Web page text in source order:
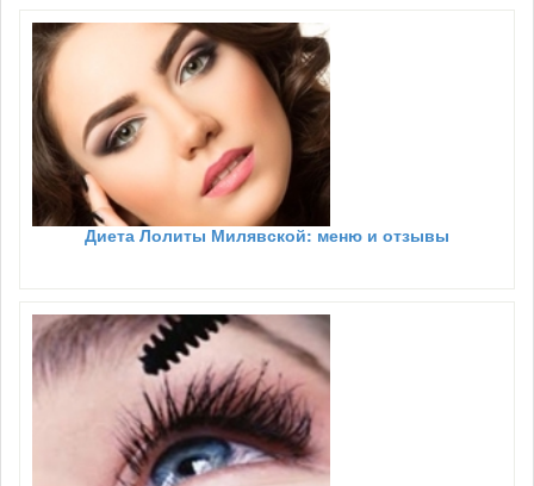
Диета Лолиты Милявской: меню и отзывы